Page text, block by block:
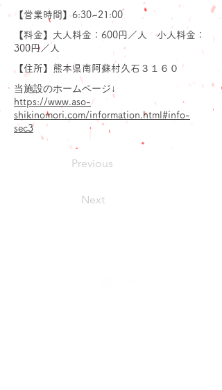
【営業時間】6:30~21:00
【料金】大人料金：600円／人 小人料金：
300円／人
【住所】熊本県南阿蘇村久石３１６０
当施設のホームページ↓
https://www.aso-
shikinomori.com/information.html#info-
sec3
Previous
Next